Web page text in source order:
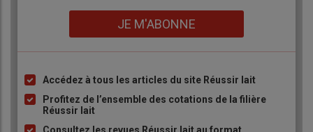
JE M'ABONNE
Liste
à
puce
Accédez à tous les articles du site Réussir lait
Profitez de l’ensemble des cotations de la filière
Réussir lait